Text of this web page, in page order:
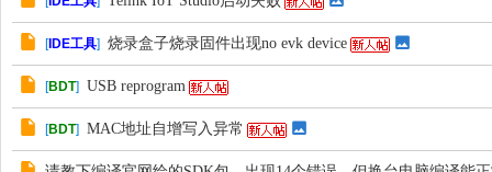
[IDE工具] 烧录盒子烧录固件出现no evk device
[BDT] USB reprogram
[BDT] MAC地址自增写入异常